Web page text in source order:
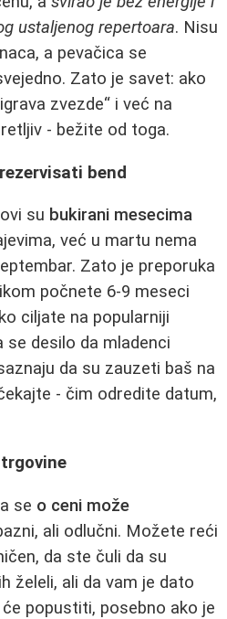
ustaljenog repertoara. Nisu
a pevačica se
Zato je savet: ako
zvezde“ i već na
- bežite od toga.
bend
su bukirani mesecima
već u martu nema
Zato je preporuka
počnete 6-9 meseci
ciljate na popularniji
desilo da mladenci
da su zauzeti baš na
- čim odredite datum,
se o ceni može
ali odlučni. Možete reći
da ste čuli da su
želeli, ali da vam je dato
popustiti, posebno ako je